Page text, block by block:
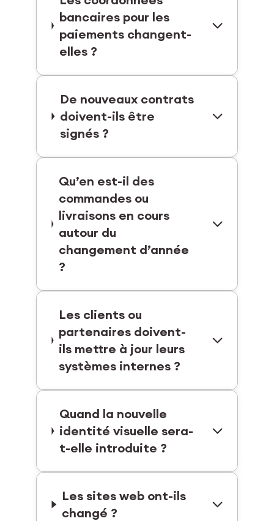
bancaires pour les
paiements changent-
elles ?
De nouveaux contrats
doivent-ils être
signés ?
Qu’en est-il des
commandes ou
livraisons en cours
autour du
changement d’année
?
Les clients ou
partenaires doivent-
ils mettre à jour leurs
systèmes internes ?
Quand la nouvelle
identité visuelle sera-
t-elle introduite ?
Les sites web ont-ils
changé ?